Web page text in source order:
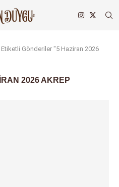
Etiketli Gönderiler "5 Haziran 2026
2026 AKREP